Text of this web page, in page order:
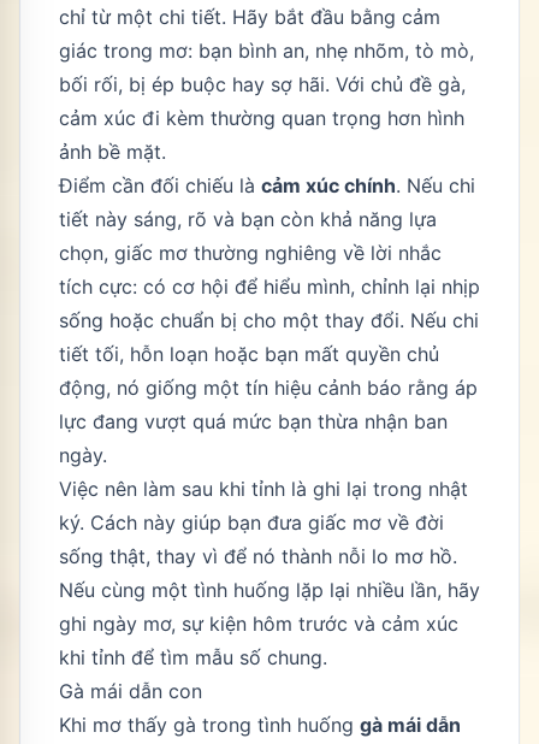
chỉ từ một chi tiết. Hãy bắt đầu bằng cảm
giác trong mơ: bạn bình an, nhẹ nhõm, tò mò,
bối rối, bị ép buộc hay sợ hãi. Với chủ đề gà,
cảm xúc đi kèm thường quan trọng hơn hình
ảnh bề mặt.
Điểm cần đối chiếu là cảm xúc chính. Nếu chi
tiết này sáng, rõ và bạn còn khả năng lựa
chọn, giấc mơ thường nghiêng về lời nhắc
tích cực: có cơ hội để hiểu mình, chỉnh lại nhịp
sống hoặc chuẩn bị cho một thay đổi. Nếu chi
tiết tối, hỗn loạn hoặc bạn mất quyền chủ
động, nó giống một tín hiệu cảnh báo rằng áp
lực đang vượt quá mức bạn thừa nhận ban
ngày.
Việc nên làm sau khi tỉnh là ghi lại trong nhật
ký. Cách này giúp bạn đưa giấc mơ về đời
sống thật, thay vì để nó thành nỗi lo mơ hồ.
Nếu cùng một tình huống lặp lại nhiều lần, hãy
ghi ngày mơ, sự kiện hôm trước và cảm xúc
khi tỉnh để tìm mẫu số chung.
Gà mái dẫn con
Khi mơ thấy gà trong tình huống gà mái dẫn